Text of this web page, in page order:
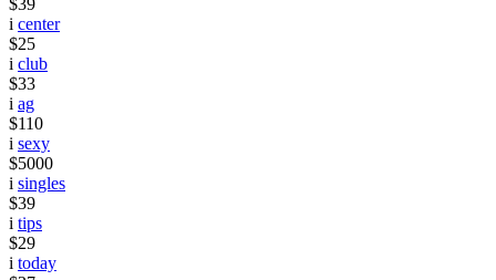
$39
i center
$25
i club
$33
i ag
$110
i sexy
$5000
i singles
$39
i tips
$29
i today